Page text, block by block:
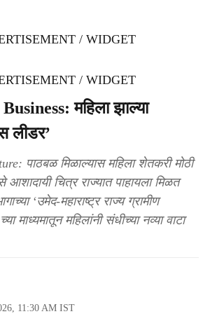
/ WIDGET
/ WIDGET
महिला झाल्या
लीडर’
पाठबळ मिळाल्यास महिला शेतकरी मोठी
चित्र राज्यात पाहायला मिळत
‘उमेद-महाराष्ट्र राज्य ग्रामीण
माध्यमातून महिलांनी संधीच्या नव्या वाटा
11:30 AM IST